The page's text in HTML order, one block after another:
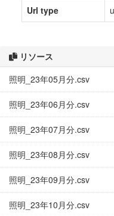
リソース
照明_23年05月分.csv
照明_23年06月分.csv
照明_23年07月分.csv
照明_23年08月分.csv
照明_23年09月分.csv
照明_23年10月分.csv
Url type